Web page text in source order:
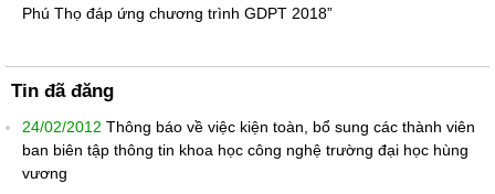
Phú Thọ đáp ứng chương trình GDPT 2018”
Tin đã đăng
24/02/2012 Thông báo về việc kiện toàn, bổ sung các thành viên
ban biên tập thông tin khoa học công nghệ trường đại học hùng
vương